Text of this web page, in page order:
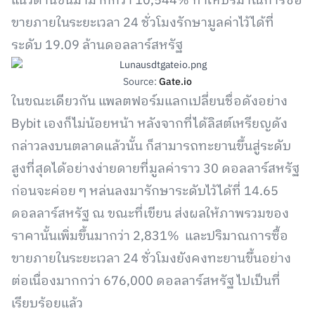
ขายภายในระยะเวลา 24 ชั่วโมงรักษามูลค่าไว้ได้ที่
ระดับ 19.09 ล้านดอลลาร์สหรัฐ
Source:Gate.io
ในขณะเดียวกัน แพลตฟอร์มแลกเปลี่ยนชื่อดังอย่าง
Bybit เองก็ไม่น้อยหน้า หลังจากที่ได้ลิสต์เหรียญดัง
กล่าวลงบนตลาดแล้วนั้น ก็สามารถทะยานขึ้นสู่ระดับ
สูงที่สุดได้อย่างง่ายดายที่มูลค่าราว 30 ดอลลาร์สหรัฐ
ก่อนจะค่อย ๆ หล่นลงมารักษาระดับไว้ได้ที่ 14.65
ดอลลาร์สหรัฐ ณ ขณะที่เขียน ส่งผลให้ภาพรวมของ
ราคานั้นเพิ่มขึ้นมากว่า 2,831% และปริมาณการซื้อ
ขายภายในระยะเวลา 24 ชั่วโมงยังคงทะยานขึ้นอย่าง
ต่อเนื่องมากกว่า 676,000 ดอลลาร์สหรัฐ ไปเป็นที่
เรียบร้อยแล้ว